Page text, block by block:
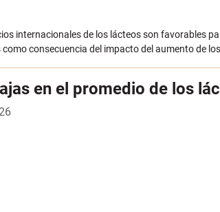
internacionales de los lácteos son favorables
consecuencia del impacto del aumento de
en el promedio de los